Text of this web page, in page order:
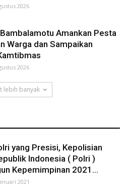
2026
Amankan Pesta
Warga dan Sampaikan
2026
lebih banyak
yang Presisi, Kepolisian
Indonesia ( Polri )
Kepemimpinan 2021...
2021